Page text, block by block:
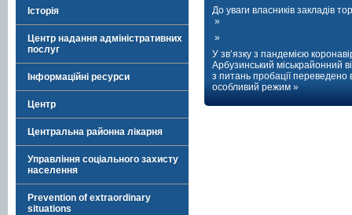
Історія
Центр надання адміністративних
послуг
Інформаційні ресурси
Центр
Центральна районна лікарня
Управління соціального захисту
населення
Prevention of extraordinary
situations
До уваги власників закладів
»
»
У зв’язку з пандемією
Арбузинський міськрайонний
з питань пробації переведено
особливий режим »